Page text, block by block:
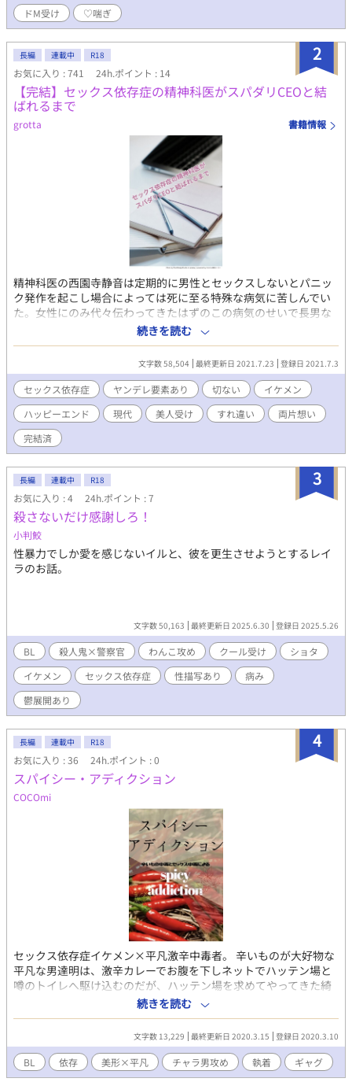
淫奔なユンファは特定の彼氏などいらない、とそれを幾度ものら
りくらりかわしてきたものの、ついにソンジュの熱意に負け、交
自分が他の男とセックスすることを許すこと」という不当な条件
をソンジュに突きつけてきた。 しかしソンジュは念願ともあって
その条件を唯唯諾諾と呑み、ユンファとの交際を開始する。 そし
て月日は流れ、思いのほか順調な交際の末に二人は結婚した。 と
ころが――。 二人にとって初めての結婚記念日――ソンジュが仕
事から家に帰ると、なんとその日にまでユンファは他の男とセッ
クスをしており……。 しかしそれをも見越していたソンジュは、
かねてより計画していたユンファへの「あるプレゼント」
――「貞操帯」を持って帰ってきていた。 『俺はこれまで貴方と
の約束を厳守してきました。今度は貴方が俺との約束を守る番で
す――。』 そうしてバイブ付きの貞操帯を無理やりユンファにつ
け、今度は自分の「言いなり」になることを約束させたソンジュ
だったが、ユンファは案外大人しくて…――？ 【2026年3月より
始まった新制度『未管理著作物裁定制度』における意思表示（念
のため）】 非営利・営利を問わず、当作をふくむ当方全作品にお
いてイラスト・作中内文章はもちろん、表紙絵やあらすじ等ふく
む作品の一切の無断利用を禁じます（AI学習等含む）。
ドM受け
♡喘ぎ
2
長編 連載中 R18
お気に入り : 741 24h.ポイント : 14
【完結】セックス依存症の精神科医がスパダリCEOと結
ばれるまで
grotta 書籍情報
精神科医の西園寺静音は定期的に男性とセックスしないとパニッ
ク発作を起こし場合によっては死に至る特殊な病気に苦しんでい
た。女性にのみ代々伝わってきたはずのこの病気のせいで長男な
のにも関わらず当主への道が断たれた。 家で厄介者扱いされなが
ら育った静音は高校時代には劣等感から自らの美貌を利用して男
子生徒を誘惑する遊びに耽る。 その後医大に進学し、病の発症を
迎えると静音はセックス依存の症状に苦しみ、複数の男と寝るよ
うになる。 クリニックを開業した32歳現在、セックスの相手を見
つけては毎週水曜の休診日に男を連れ込んでいる静音。ある日弟
に参列を頼まれたパーティで高校時代自分に全く見向きもしなか
った東郷雅貴に再会する。 東郷グループのCEOとなり成功を収め
ている美丈夫に静音はなぜか心を乱された。 歪んだ欲望と捩れた
音の思惑を知らない東郷との駆け引きが始まる。 旧家の呪い的な
雰囲気のお話です。 受けが設定上前半は不憫で可哀想な描写も多
いですが、最後はスパダリ彼氏に溺愛されてハッピーエンドで
す。
続きを読む
文字数 58,504 最終更新日 2021.7.23 登録日 2021.7.3
セックス依存症 ヤンデレ要素あり 切ない
イケメン
ハッピーエンド
現代 美人受け すれ違い
両片想い
完結済
3
長編 連載中 R18
お気に入り : 4 24h.ポイント : 7
殺さないだけ感謝しろ！
小判鮫
性暴力でしか愛を感じないイルと、彼を更生させようとするレイ
ラのお話。
文字数 50,163 最終更新日 2025.6.30 登録日 2025.5.26
BL 殺人鬼×警察官 わんこ攻め クール受け
ショタ
イケメン
セックス依存症 性描写あり
病み
鬱展開あり
4
長編 連載中 R18
お気に入り : 36 24h.ポイント : 0
スパイシー・アディクション
COCOmi
セックス依存症イケメン×平凡激辛中毒者。 辛いものが大好物な
平凡な男達明は、激辛カレーでお腹を下しネットでハッテン場と
噂のトイレへ駆け込むのだが、ハッテン場を求めてやってきた綺
麗な男と出会い、身体の関係を求められてしまう…。 短編オチな
しです。続きが更新されるかもしれないです。 小説ページの下部
に拍手設置しました！匿名コメントも送れますので感想など良か
ったらよろしくお願いします！
続きを読む
文字数 13,229 最終更新日 2020.3.15 登録日 2020.3.10
BL 依存 美形×平凡 チャラ男攻め 執着 ギャグ